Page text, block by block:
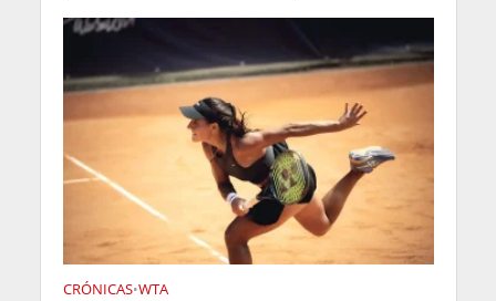
CRÓNICAS•WTA